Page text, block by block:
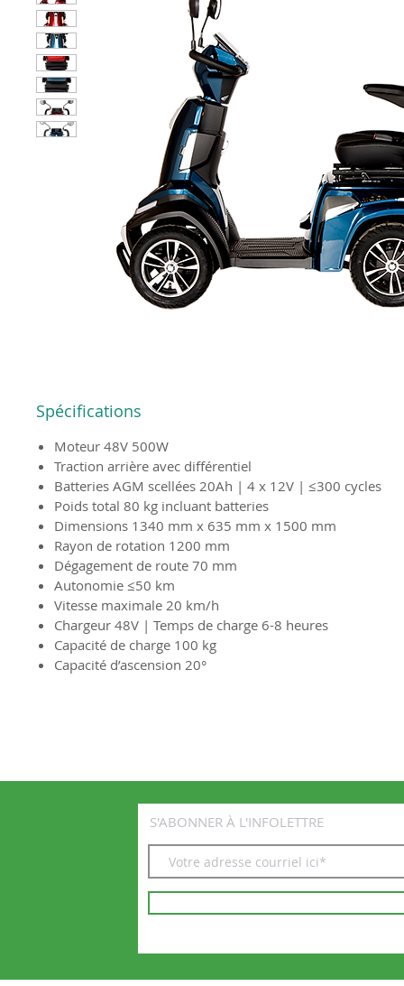
Spécifications
Moteur 48V 500W
Traction arrière avec différentiel
Batteries AGM scellées 20Ah | 4 x 12V | ≤300 cycles
Poids total 80 kg incluant batteries
Dimensions 1340 mm x 635 mm x 1500 mm
Rayon de rotation 1200 mm
Dégagement de route 70 mm
Autonomie ≤50 km
Vitesse maximale 20 km/h
Chargeur 48V | Temps de charge 6-8 heures
Capacité de charge 100 kg
Capacité d’ascension 20°
S'ABONNER À L'INFOLETTRE